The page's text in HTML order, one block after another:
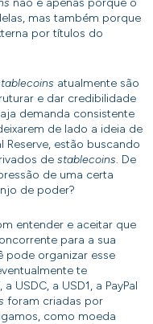
não é apenas porque o
mas também porque
por títulos do
atualmente são
e dar credibilidade
demanda consistente
de lado a ideia de
estão buscando
de stablecoins. De
de uma certa
de poder?
entender e aceitar que
para a sua
pode organizar esse
te
USDC, a USD1, a PayPal
foram criadas por
como moeda